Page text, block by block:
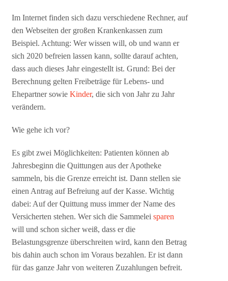
Im Internet finden sich dazu verschiedene Rechner, auf
den Webseiten der großen Krankenkassen zum
Beispiel. Achtung: Wer wissen will, ob und wann er
sich 2020 befreien lassen kann, sollte darauf achten,
dass auch dieses Jahr eingestellt ist. Grund: Bei der
Berechnung gelten Freibeträge für Lebens- und
Ehepartner sowieKinder, die sich von Jahr zu Jahr
verändern.
Wie gehe ich vor?
Es gibt zwei Möglichkeiten: Patienten können ab
Jahresbeginn die Quittungen aus der Apotheke
sammeln, bis die Grenze erreicht ist. Dann stellen sie
einen Antrag auf Befreiung auf der Kasse. Wichtig
dabei: Auf der Quittung muss immer der Name des
Versicherten stehen. Wer sich die Sammeleisparen
will und schon sicher weiß, dass er die
Belastungsgrenze überschreiten wird, kann den Betrag
bis dahin auch schon im Voraus bezahlen. Er ist dann
für das ganze Jahr von weiteren Zuzahlungen befreit.